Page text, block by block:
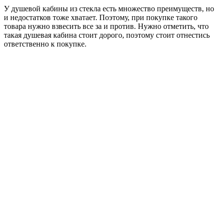
У душевой кабины из стекла есть множество преимуществ, но
и недостатков тоже хватает. Поэтому, при покупке такого
товара нужно взвесить все за и против. Нужно отметить, что
такая душевая кабина стоит дорого, поэтому стоит отнестись
ответственно к покупке.